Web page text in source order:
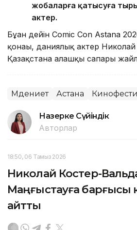
жобаларға қатысуға
актер.
Бұған дейін Comic Con Astana
қонағы, даниялық актер
Қазақстанға алғашқы сапары
Мәдениет Астана
Назерке Сүйіндік
Авторлар
18:50, 06 Тамыз 2026
Николай Костер-
Маңғыстауға барғысы
айтты